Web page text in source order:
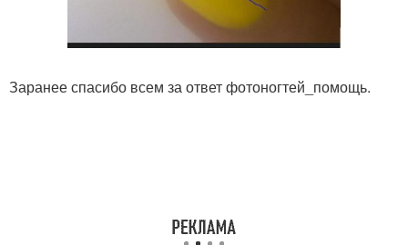
Заранее спасибо всем за ответ фотоногтей_помощь.